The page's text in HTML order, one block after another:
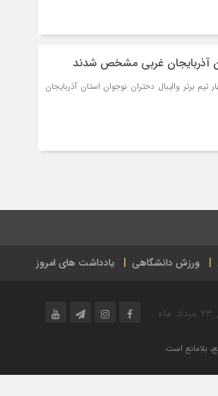
آذربایجان غربی مشخص شدند
برتر والیبال دختران نوجوان استان آذربایجان
ورزش دانشگاهی یادداشت های امروز
پایگاه خبر ورزشی یاریزان در حوزه فرهنگ و ورزش به شماره ثبت ۷۹۷۶۰ در تاریخ ۲۳ مرداد ماه
بلامانع است.